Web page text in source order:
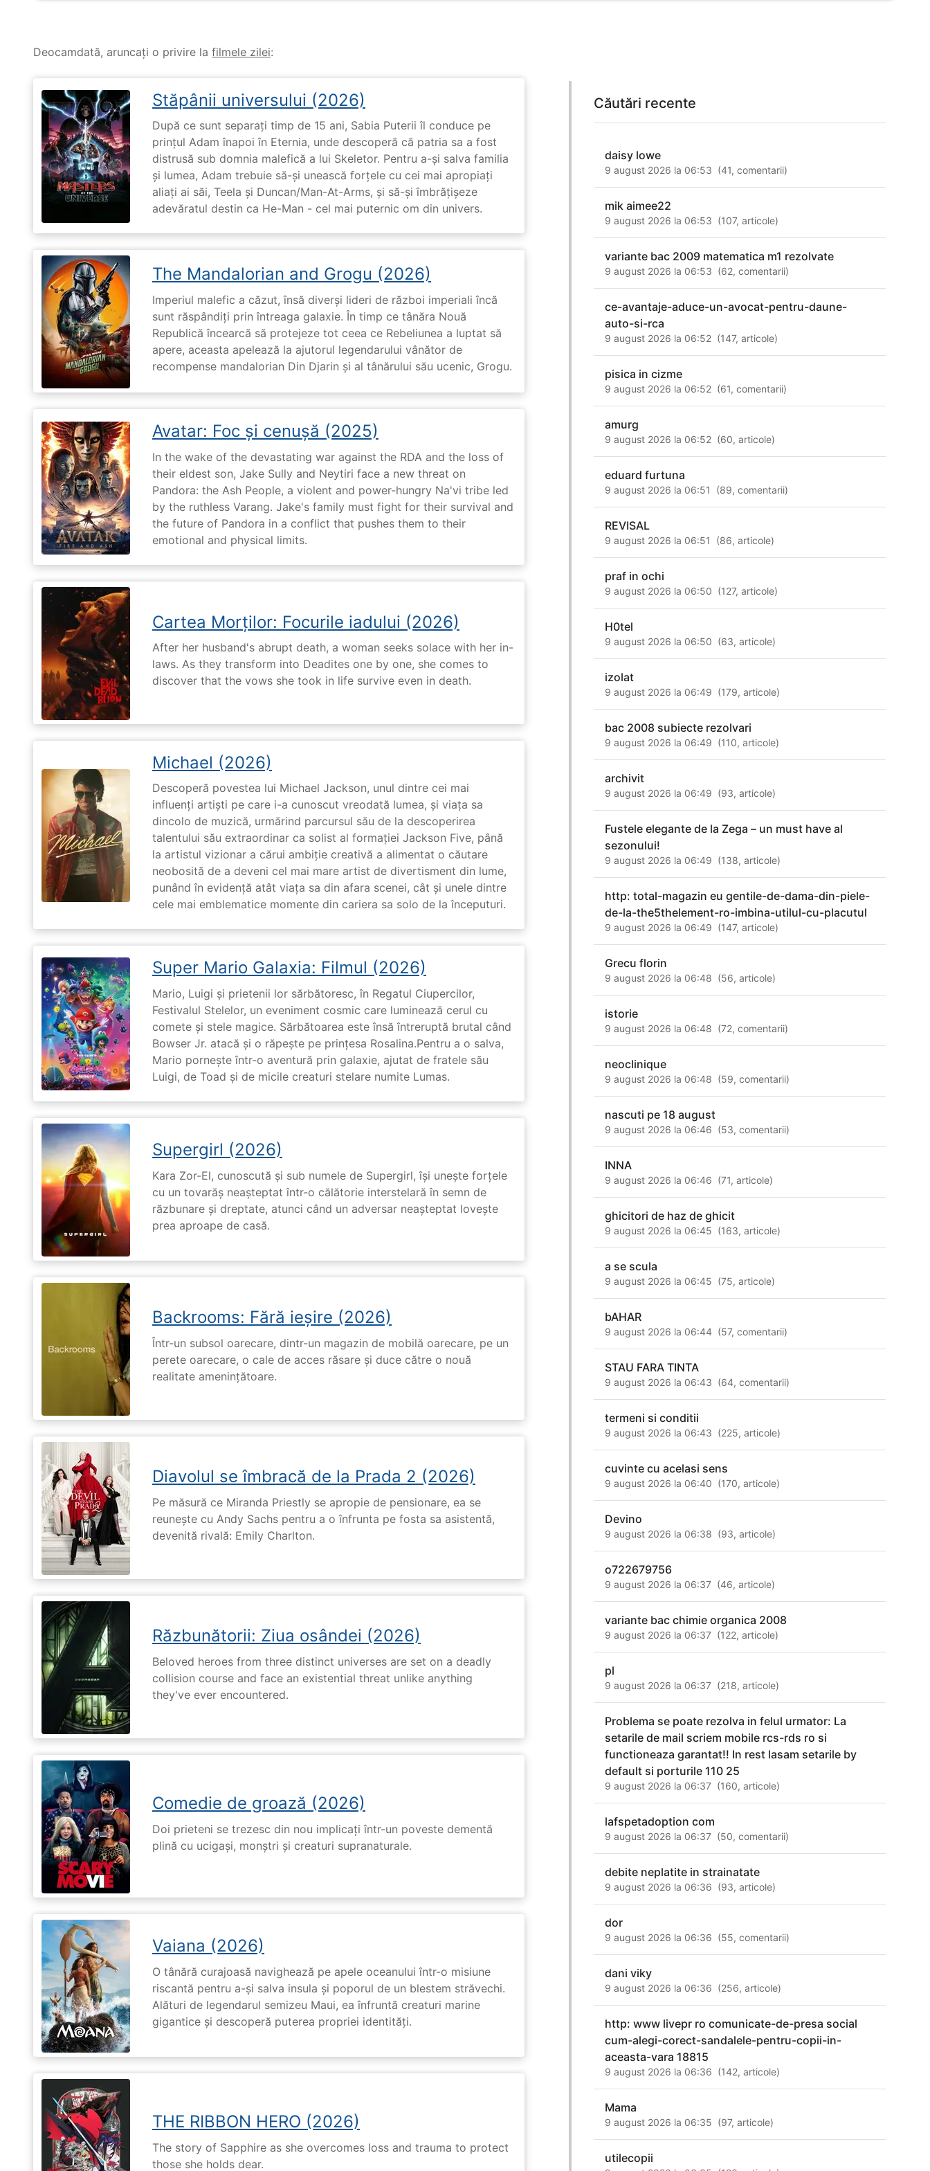
Deocamdată, aruncați o privire la filmele zilei:
Stăpânii universului (2026)
După ce sunt separați timp de 15 ani, Sabia Puterii îl conduce pe
prințul Adam înapoi în Eternia, unde descoperă că patria sa a fost
distrusă sub domnia malefică a lui Skeletor. Pentru a-și salva familia
și lumea, Adam trebuie să-și unească forțele cu cei mai apropiați
aliați ai săi, Teela și Duncan/Man-At-Arms, și să-și îmbrățișeze
adevăratul destin ca He-Man - cel mai puternic om din univers.
The Mandalorian and Grogu (2026)
Imperiul malefic a căzut, însă diverși lideri de război imperiali încă
sunt răspândiți prin întreaga galaxie. În timp ce tânăra Nouă
Republică încearcă să protejeze tot ceea ce Rebeliunea a luptat să
apere, aceasta apelează la ajutorul legendarului vânător de
recompense mandalorian Din Djarin și al tânărului său ucenic, Grogu.
Avatar: Foc și cenușă (2025)
In the wake of the devastating war against the RDA and the loss of
their eldest son, Jake Sully and Neytiri face a new threat on
Pandora: the Ash People, a violent and power-hungry Na'vi tribe led
by the ruthless Varang. Jake's family must fight for their survival and
the future of Pandora in a conflict that pushes them to their
emotional and physical limits.
Cartea Morților: Focurile iadului (2026)
After her husband's abrupt death, a woman seeks solace with her in-
laws. As they transform into Deadites one by one, she comes to
discover that the vows she took in life survive even in death.
Michael (2026)
Descoperă povestea lui Michael Jackson, unul dintre cei mai
influenți artiști pe care i-a cunoscut vreodată lumea, și viața sa
dincolo de muzică, urmărind parcursul său de la descoperirea
talentului său extraordinar ca solist al formației Jackson Five, până
la artistul vizionar a cărui ambiție creativă a alimentat o căutare
neobosită de a deveni cel mai mare artist de divertisment din lume,
punând în evidență atât viața sa din afara scenei, cât și unele dintre
cele mai emblematice momente din cariera sa solo de la începuturi.
Super Mario Galaxia: Filmul (2026)
Mario, Luigi și prietenii lor sărbătoresc, în Regatul Ciupercilor,
Festivalul Stelelor, un eveniment cosmic care luminează cerul cu
comete și stele magice. Sărbătoarea este însă întreruptă brutal când
Bowser Jr. atacă și o răpește pe prinţesa Rosalina.Pentru a o salva,
Mario pornește într-o aventură prin galaxie, ajutat de fratele său
Luigi, de Toad și de micile creaturi stelare numite Lumas.
Supergirl (2026)
Kara Zor-El, cunoscută și sub numele de Supergirl, își unește forțele
cu un tovarăș neașteptat într-o călătorie interstelară în semn de
răzbunare și dreptate, atunci când un adversar neașteptat lovește
prea aproape de casă.
Backrooms: Fără ieșire (2026)
Într-un subsol oarecare, dintr-un magazin de mobilă oarecare, pe un
perete oarecare, o cale de acces răsare și duce către o nouă
realitate amenințătoare.
Diavolul se îmbracă de la Prada 2 (2026)
Pe măsură ce Miranda Priestly se apropie de pensionare, ea se
reunește cu Andy Sachs pentru a o înfrunta pe fosta sa asistentă,
devenită rivală: Emily Charlton.
Răzbunătorii: Ziua osândei (2026)
Beloved heroes from three distinct universes are set on a deadly
collision course and face an existential threat unlike anything
they've ever encountered.
Comedie de groază (2026)
Doi prieteni se trezesc din nou implicați într-un poveste dementă
plină cu ucigași, monștri și creaturi supranaturale.
Vaiana (2026)
O tânără curajoasă navighează pe apele oceanului într-o misiune
riscantă pentru a-și salva insula și poporul de un blestem străvechi.
Alături de legendarul semizeu Maui, ea înfruntă creaturi marine
gigantice și descoperă puterea propriei identități.
THE RIBBON HERO (2026)
The story of Sapphire as she overcomes loss and trauma to protect
those she holds dear.
Căutări recente
daisy lowe
9 august 2026 la 06:53 (41,comentarii)
mik aimee22
9 august 2026 la 06:53 (107,articole)
variante bac 2009 matematica m1 rezolvate
9 august 2026 la 06:53 (62,comentarii)
ce-avantaje-aduce-un-avocat-pentru-daune-
auto-si-rca
9 august 2026 la 06:52 (147,articole)
pisica in cizme
9 august 2026 la 06:52 (61,comentarii)
amurg
9 august 2026 la 06:52 (60,articole)
eduard furtuna
9 august 2026 la 06:51 (89,comentarii)
REVISAL
9 august 2026 la 06:51 (86,articole)
praf in ochi
9 august 2026 la 06:50 (127,articole)
H0tel
9 august 2026 la 06:50 (63,articole)
izolat
9 august 2026 la 06:49 (179,articole)
bac 2008 subiecte rezolvari
9 august 2026 la 06:49 (110,articole)
archivit
9 august 2026 la 06:49 (93,articole)
Fustele elegante de la Zega – un must have al
sezonului!
9 august 2026 la 06:49 (138,articole)
http: total-magazin eu gentile-de-dama-din-piele-
de-la-the5thelement-ro-imbina-utilul-cu-placutul
9 august 2026 la 06:49 (147,articole)
Grecu florin
9 august 2026 la 06:48 (56,articole)
istorie
9 august 2026 la 06:48 (72,comentarii)
neoclinique
9 august 2026 la 06:48 (59,comentarii)
nascuti pe 18 august
9 august 2026 la 06:46 (53,comentarii)
INNA
9 august 2026 la 06:46 (71,articole)
ghicitori de haz de ghicit
9 august 2026 la 06:45 (163,articole)
a se scula
9 august 2026 la 06:45 (75,articole)
bAHAR
9 august 2026 la 06:44 (57,comentarii)
STAU FARA TINTA
9 august 2026 la 06:43 (64,comentarii)
termeni si conditii
9 august 2026 la 06:43 (225,articole)
cuvinte cu acelasi sens
9 august 2026 la 06:40 (170,articole)
Devino
9 august 2026 la 06:38 (93,articole)
o722679756
9 august 2026 la 06:37 (46,articole)
variante bac chimie organica 2008
9 august 2026 la 06:37 (122,articole)
pl
9 august 2026 la 06:37 (218,articole)
Problema se poate rezolva in felul urmator: La
setarile de mail scriem mobile rcs-rds ro si
functioneaza garantat!! In rest lasam setarile by
default si porturile 110 25
9 august 2026 la 06:37 (160,articole)
lafspetadoption com
9 august 2026 la 06:37 (50,comentarii)
debite neplatite in strainatate
9 august 2026 la 06:36 (93,articole)
dor
9 august 2026 la 06:36 (55,comentarii)
dani viky
9 august 2026 la 06:36 (256,articole)
http: www livepr ro comunicate-de-presa social
cum-alegi-corect-sandalele-pentru-copii-in-
aceasta-vara 18815
9 august 2026 la 06:36 (142,articole)
Mama
9 august 2026 la 06:35 (97,articole)
utilecopii